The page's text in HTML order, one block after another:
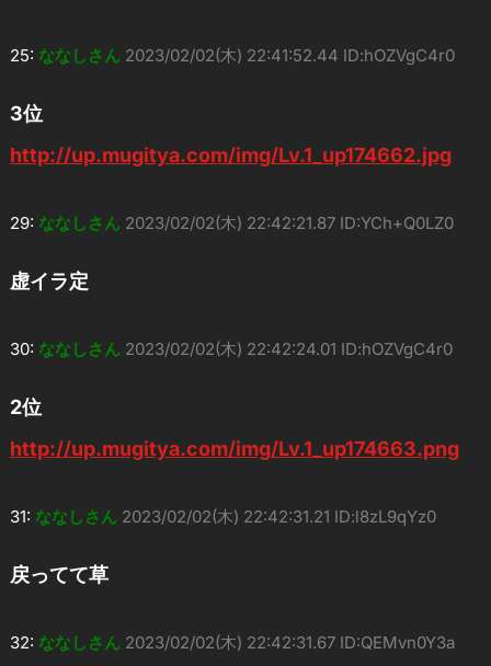
25: ななしさん 2023/02/02(木) 22:41:52.44 ID:hOZVgC4r0
3位
http://up.mugitya.com/img/Lv.1_up174662.jpg
29: ななしさん 2023/02/02(木) 22:42:21.87 ID:YCh+Q0LZ0
虚イラ定
30: ななしさん 2023/02/02(木) 22:42:24.01 ID:hOZVgC4r0
2位
http://up.mugitya.com/img/Lv.1_up174663.png
31: ななしさん 2023/02/02(木) 22:42:31.21 ID:l8zL9qYz0
戻ってて草
32: ななしさん 2023/02/02(木) 22:42:31.67 ID:QEMvn0Y3a